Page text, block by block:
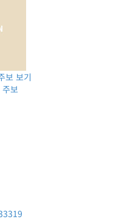
보 보기
보